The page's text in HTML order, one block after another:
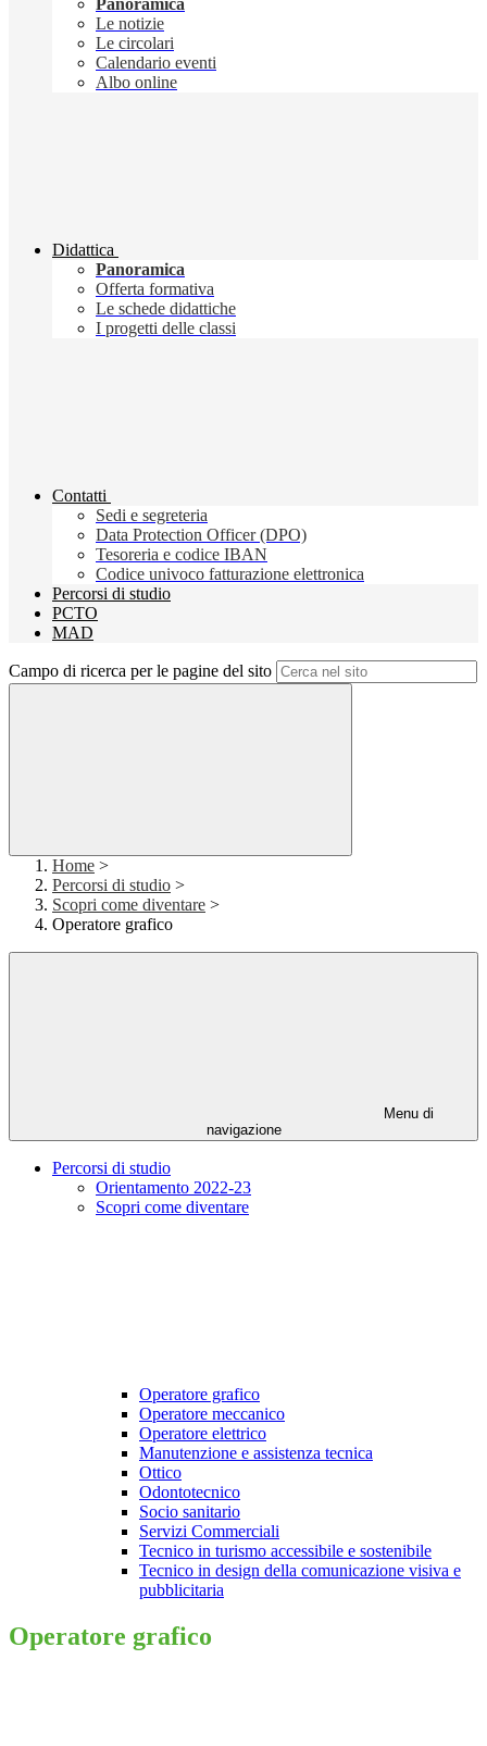
Panoramica
Le notizie
Le circolari
Calendario eventi
Albo online
Didattica
Panoramica
Offerta formativa
Le schede didattiche
I progetti delle classi
Contatti
Sedi e segreteria
Data Protection Officer (DPO)
Tesoreria e codice IBAN
Codice univoco fatturazione elettronica
Percorsi di studio
PCTO
MAD
Campo di ricerca per le pagine del sito
Home >
Percorsi di studio >
Scopri come diventare >
Operatore grafico
Menu di
navigazione
Percorsi di studio
Orientamento 2022-23
Scopri come diventare
Operatore grafico
Operatore meccanico
Operatore elettrico
Manutenzione e assistenza tecnica
Ottico
Odontotecnico
Socio sanitario
Servizi Commerciali
Tecnico in turismo accessibile e sostenibile
Tecnico in design della comunicazione visiva e
pubblicitaria
Operatore grafico